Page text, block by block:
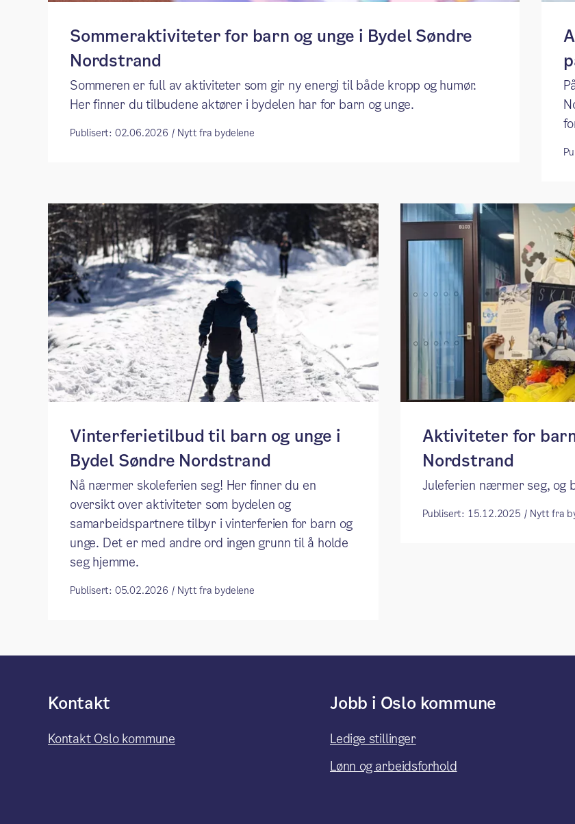
Sommeraktiviteter for barn og unge i Bydel Søndre
Nordstrand
Sommeren er full av aktiviteter som gir ny energi til både kropp og humør.
Her finner du tilbudene aktører i bydelen har for barn og unge.
Publisert: 02.06.2026 / Nytt fra bydelene
Vinterferietilbud til barn og unge i
Bydel Søndre Nordstrand
Nå nærmer skoleferien seg! Her finner du en
oversikt over aktiviteter som bydelen og
samarbeidspartnere tilbyr i vinterferien for barn og
unge. Det er med andre ord ingen grunn til å holde
seg hjemme.
Publisert: 05.02.2026 / Nytt fra bydelene
Aktiviteter for
Nordstrand
Juleferien nærmer seg, og
Publisert: 15.12.2025 / Nytt fra
Kontakt
Kontakt Oslo kommune
Jobb i Oslo kommune
Ledige stillinger
Lønn og arbeidsforhold